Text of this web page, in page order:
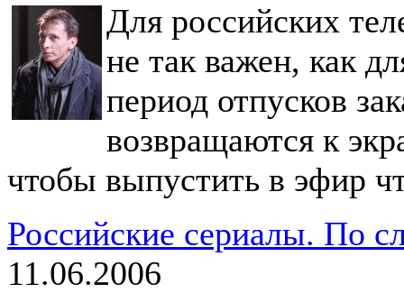
Для российских
не так важен, как
период отпусков
возвращаются к
чтобы выпустить в эфир
Российские сериалы. По
11.06.2006